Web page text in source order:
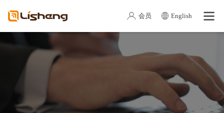
会员 English